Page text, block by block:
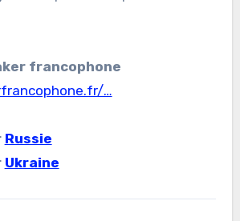
francophone
…
Russie
Ukraine